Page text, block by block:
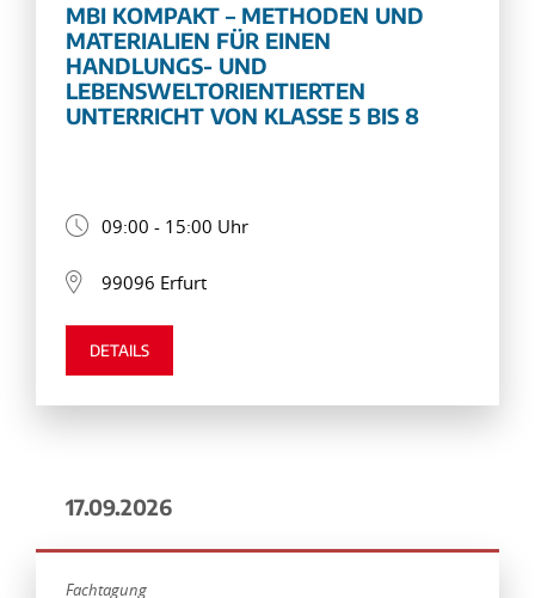
MBI KOMPAKT – METHODEN UND
MATERIALIEN FÜR EINEN
HANDLUNGS- UND
LEBENSWELTORIENTIERTEN
UNTERRICHT VON KLASSE 5 BIS 8
09:00 - 15:00 Uhr
99096 Erfurt
DETAILS
17.09.2026
Fachtagung